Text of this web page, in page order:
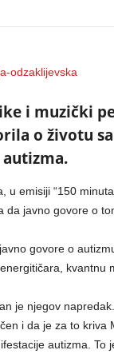
i muzički
o životu
emisiji “150
javno govore o
govore o
kvantnu
je njegov
i da je za to kriva
autizma. To